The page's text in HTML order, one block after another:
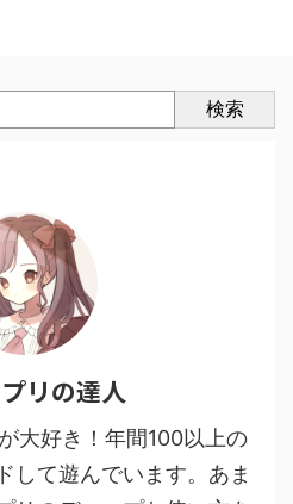
検索
リの達人
大好き！年間100以上の
して遊んでいます。あま